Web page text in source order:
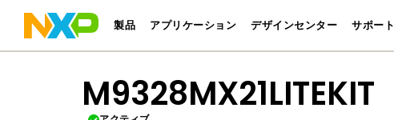
製品 アプリケーション デザインセンター サポート
M9328MX21LITEKIT